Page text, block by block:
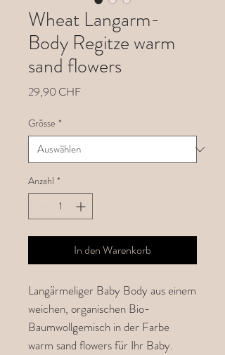
Wheat Langarm-
Body Regitze warm
sand flowers
29,90 CHFPreis
Grösse *
Anzahl *
In den Warenkorb
Langärmeliger Baby Body aus einem
weichen, organischen Bio-
Baumwollgemisch in der Farbe
warm sand flowers für Ihr Baby.